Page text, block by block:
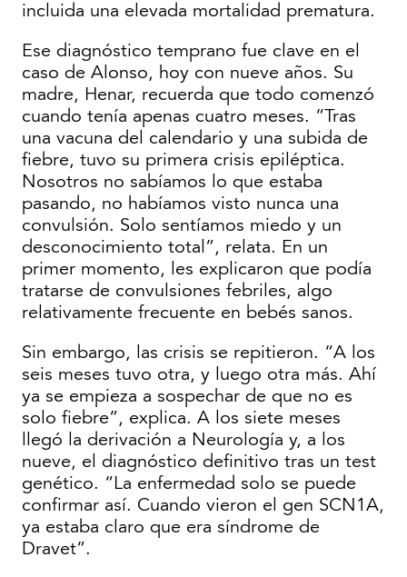
incluida una elevada mortalidad prematura.
Ese diagnóstico temprano fue clave en el
caso de Alonso, hoy con nueve años. Su
madre, Henar, recuerda que todo comenzó
cuando tenía apenas cuatro meses. “Tras
una vacuna del calendario y una subida de
fiebre, tuvo su primera crisis epiléptica.
Nosotros no sabíamos lo que estaba
pasando, no habíamos visto nunca una
convulsión. Solo sentíamos miedo y un
desconocimiento total”, relata. En un
primer momento, les explicaron que podía
tratarse de convulsiones febriles, algo
relativamente frecuente en bebés sanos.
Sin embargo, las crisis se repitieron. “A los
seis meses tuvo otra, y luego otra más. Ahí
ya se empieza a sospechar de que no es
solo fiebre”, explica. A los siete meses
llegó la derivación a Neurología y, a los
nueve, el diagnóstico definitivo tras un test
genético. “La enfermedad solo se puede
confirmar así. Cuando vieron el gen SCN1A,
ya estaba claro que era síndrome de
Dravet”.